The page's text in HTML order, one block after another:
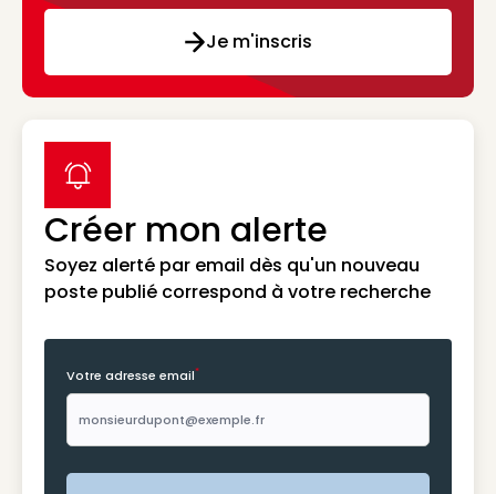
Je m'inscris
Créer mon alerte
Soyez alerté par email dès qu'un nouveau
poste publié correspond à votre recherche
label icon
Votre adresse email*